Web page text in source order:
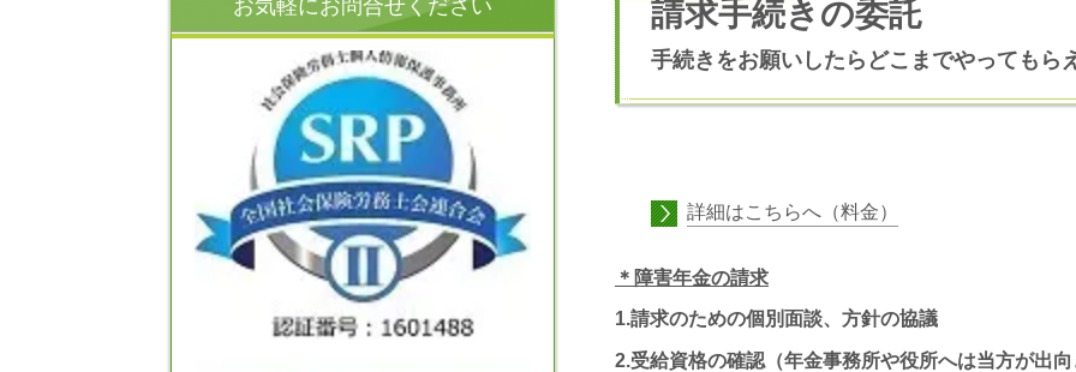
請求手続きの委託
手続きをお願いしたらどこまでやってもら
詳細はこちらへ（料金）
＊障害年金の請求
1.請求のための個別面談、方針の協議
2.受給資格の確認（年金事務所や役所へは当方が出
お気軽にお問合せください